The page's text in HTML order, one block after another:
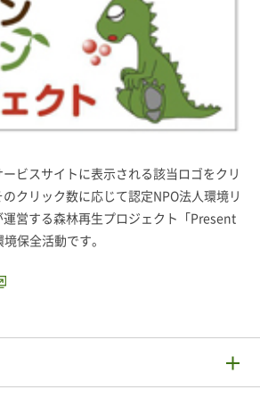
ビスサイトに表示される該当ロゴをクリ
クリック数に応じて認定NPO法人環境リ
運営する森林再生プロジェクト「Present
保全活動です。